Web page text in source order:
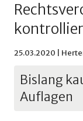
25.03.2020 |
Bislang
Auflagen